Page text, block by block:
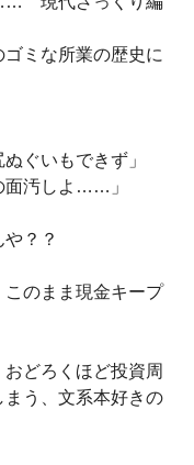
ミな所業の歴史に
ぐいもできず」
面汚しよ……」
？？
のまま現金キープ
どろくほど投資周
まう、文系本好きの